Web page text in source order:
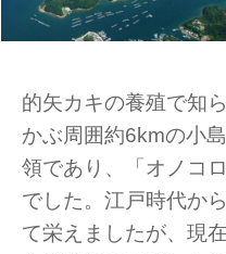
的矢カキの養殖で知
かぶ周囲約6kmの小
領であり、「オノコ
でした。江戸時代か
て栄えましたが、現